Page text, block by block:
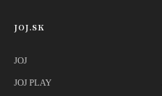
JOJ.SK
JOJ
JOJ PLAY